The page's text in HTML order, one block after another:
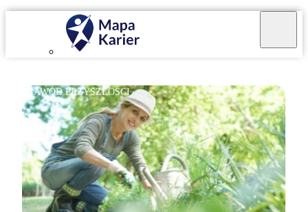
ZAWÓD PRZYSZŁOŚCI